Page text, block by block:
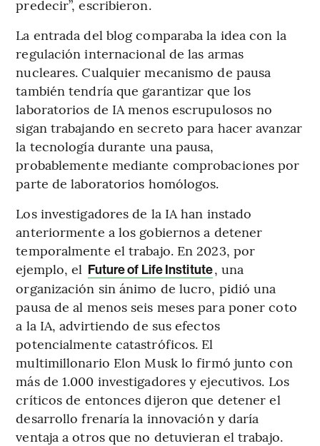
predecir”, escribieron.
La entrada del blog comparaba la idea con la
regulación internacional de las armas
nucleares. Cualquier mecanismo de pausa
también tendría que garantizar que los
laboratorios de IA menos escrupulosos no
sigan trabajando en secreto para hacer avanzar
la tecnología durante una pausa,
probablemente mediante comprobaciones por
parte de laboratorios homólogos.
Los investigadores de la IA han instado
anteriormente a los gobiernos a detener
temporalmente el trabajo. En 2023, por
ejemplo, el Future of Life Institute, una
organización sin ánimo de lucro, pidió una
pausa de al menos seis meses para poner coto
a la IA, advirtiendo de sus efectos
potencialmente catastróficos. El
multimillonario Elon Musk lo firmó junto con
más de 1.000 investigadores y ejecutivos. Los
críticos de entonces dijeron que detener el
desarrollo frenaría la innovación y daría
ventaja a otros que no detuvieran el trabajo.